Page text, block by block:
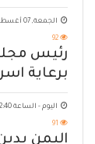
المسلحة
الجمعة, 07 أغسطس 2026 - 01:55 ص
92
رئيس
برعاية
الهجوم
الحازم
اليوم - الساعة 12:40 ص
91
اليمن